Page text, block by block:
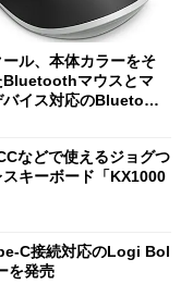
ール、本体カラーをそ
Bluetoothマウスとマ
バイス対応のBluetoot
などで使えるジョグつ
キーボード「KX1000
C接続対応のLogi Bol
を発売